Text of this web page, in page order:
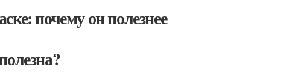
почему он полезнее